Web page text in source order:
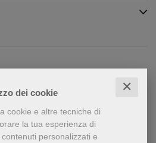
dei cookie ✕
cookie e altre tecniche di
la tua esperienza di
personalizzati e